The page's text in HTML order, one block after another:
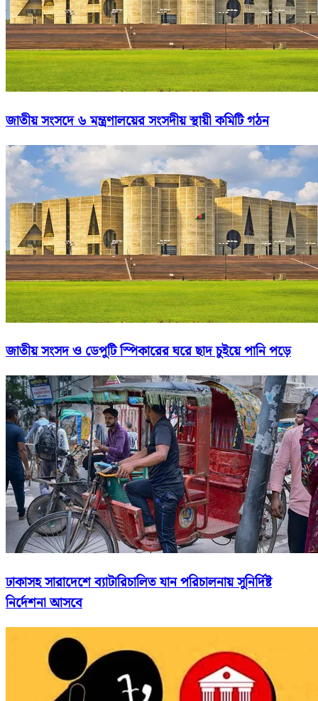
জাতীয় সংসদে ৬ মন্ত্রণালয়ের সংসদীয় স্থায়ী কমিটি গঠন
জাতীয় সংসদ ও ডেপুটি স্পিকারের ঘরে ছাদ চুইয়ে পানি পড়ে
ঢাকাসহ সারাদেশে ব্যাটারিচালিত যান পরিচালনায় সুনির্দিষ্ট
নির্দেশনা আসবে